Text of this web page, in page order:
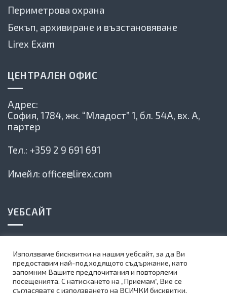
Периметрова охрана
Бекъп, архивиране и възстановяване
Lirex Exam
ЦЕНТРАЛЕН ОФИС
Адрес:
София, 1784, жк. “Младост” 1, бл. 54А, вх. А,
партер
Тел.: +359 2 9 691 691
Имейл: office@lirex.com
УЕБСАЙТ
Карта на сайта
Абонирай се за нашия бюлетин
Използваме бисквитки на нашия уебсайт, за да Ви
предоставим най-подходящото съдържание, като
запомним Вашите предпочитания и повторяеми
посещенията. С натискането на „Приемам“, Вие се
съгласявате с използването на ВСИЧКИ бисквитки.